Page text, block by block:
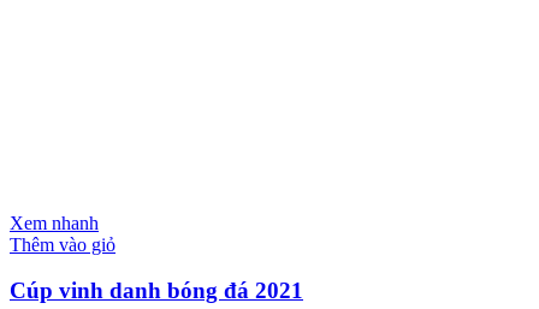
Xem nhanh
Thêm vào giỏ
Cúp vinh danh bóng đá 2021